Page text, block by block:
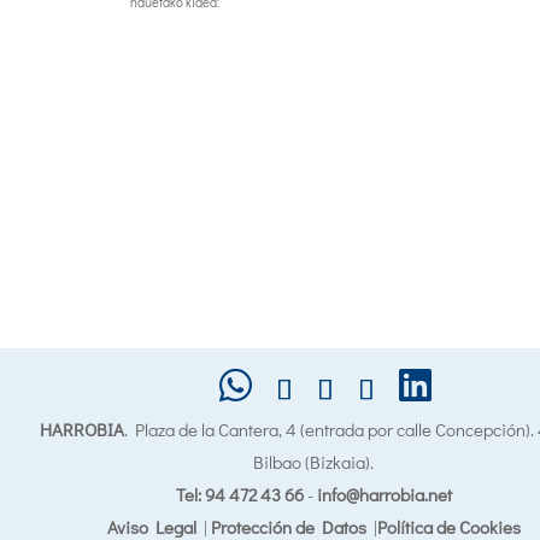
HARROBIA. Plaza de la Cantera, 4 (entrada por calle
Bilbao (Bizkaia).
Tel: 94 472 43 66- info@harrobia.net
Aviso Legal| Protección de Datos|Política de Cookies